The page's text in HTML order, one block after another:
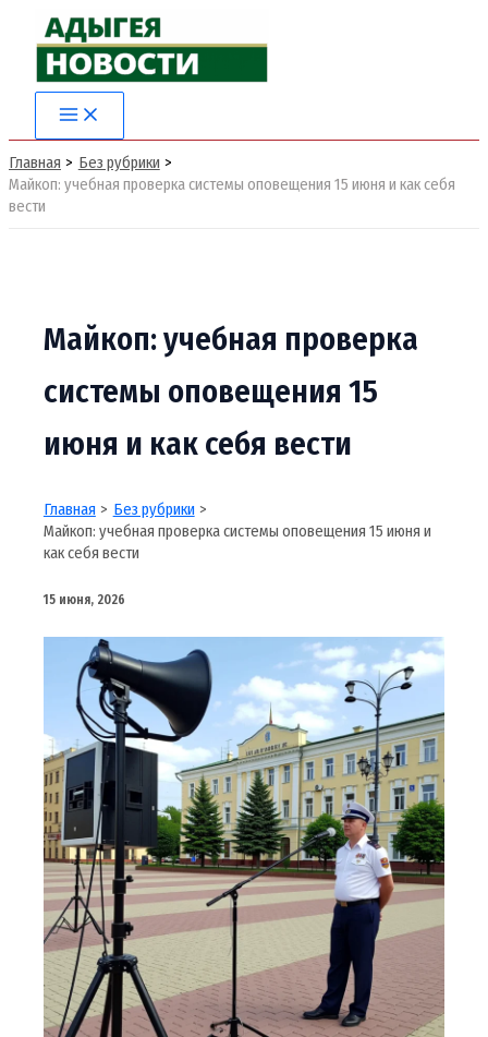
Перейти
содержимому
Главная
Без рубрики
Майкоп: учебная проверка системы оповещения 15 июня и как себя
вести
Майкоп: учебная проверка
системы оповещения 15
июня и как себя вести
Главная
Без рубрики
Майкоп: учебная проверка системы оповещения 15 июня и
как себя вести
15 июня, 2026